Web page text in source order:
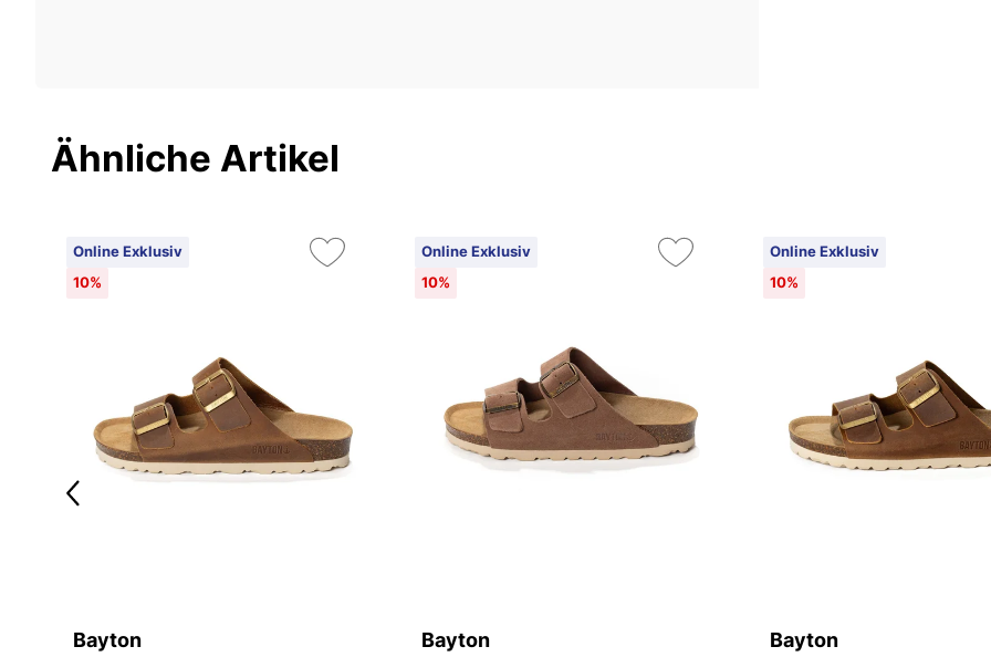
Ähnliche Artikel
Online Exklusiv
10%
Bayton
Online Exklusiv
10%
Bayton
Online Exklusiv
10%
Bayton